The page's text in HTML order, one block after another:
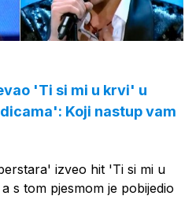
'Ti si mi u krvi' u
Koji nastup vam
izveo hit 'Ti si mi u
s tom pjesmom je pobijedio